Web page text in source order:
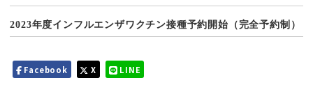
2023年度インフルエンザワクチン接種予約開始（完全予約制）
Facebook X LINE